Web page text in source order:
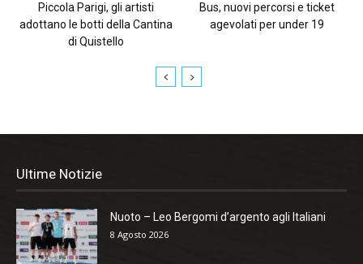
Piccola Parigi, gli artisti
adottano le botti della Cantina
di Quistello
Bus, nuovi percorsi e ticket
agevolati per under 19
Ultime Notizie
Nuoto – Leo Bergomi d’argento agli Italiani
8 Agosto 2026